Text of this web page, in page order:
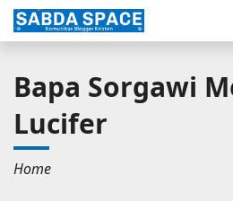
Bapa Sorgawi
Lucifer
Home